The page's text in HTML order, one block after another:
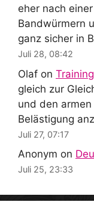
eher nach
Bandwürmern
ganz sicher in
Juli 28, 08:42
Olaf on
gleich zur
und den
Belästigung
Juli 27, 07:17
Anonym on
Juli 25, 23:33